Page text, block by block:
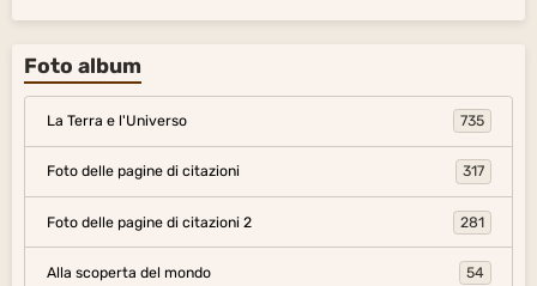
Foto album
La Terra e l'Universo 735
Foto delle pagine di citazioni 317
Foto delle pagine di citazioni 2 281
Alla scoperta del mondo 54